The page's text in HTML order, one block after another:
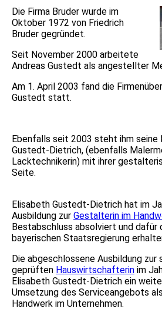
Die Firma Bruder wurde im
Oktober 1972 von Friedrich
Bruder gegründet.
Seit November 2000 arbeitete
Andreas Gustedt als angestellter
Am 1. April 2003 fand die
Gustedt statt.
Ebenfalls seit 2003 steht ihm seine
Gustedt-Dietrich, (ebenfalls
Lacktechnikerin) mit ihrer
Seite.
Elisabeth Gustedt-Dietrich hat im
Ausbildung zur Gestalterin im
Bestabschluss absolviert und dafür
bayerischen Staatsregierung
Die abgeschlossene Ausbildung zur
geprüften Hauswirtschafterin im
Elisabeth Gustedt-Dietrich ein
Umsetzung des Serviceangebots
Handwerk im Unternehmen.